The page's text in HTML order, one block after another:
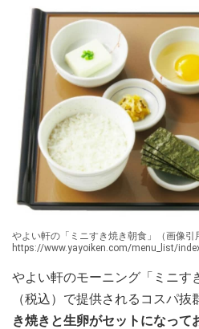
やよい軒の「ミニすき焼き朝食」（画像引
https://www.yayoiken.com/menu_list/
やよい軒のモーニング「ミニす
（税込）で提供されるコスパ抜
き焼きと生卵がセットになっ